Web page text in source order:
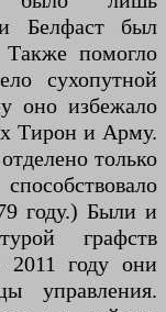
и Белфаст был
Также помогло
сухопутной
оно избежало
Тирон и Арму.
только
году.) Были и
графств
2011 году они
управления.